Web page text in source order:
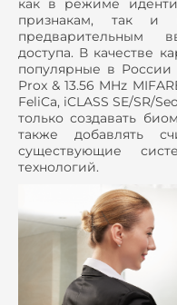
как в режиме
признакам, так
предварительным
доступа. В качестве
популярные в России
Prox & 13.56 MHz
FeliCa, iCLASS SE/SR/
только создавать
также добавлять
существующие
технологий.